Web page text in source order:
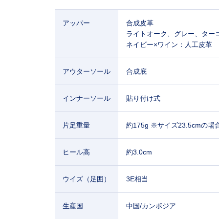
アッパー
合成皮革
ライトオーク、グレー、ター
ネイビー×ワイン：人工皮革
アウターソール 合成底
インナーソール 貼り付け式
片足重量 約175g ※サイズ23.5cmの場
ヒール高 約3.0cm
ウイズ（足囲） 3E相当
生産国 中国/カンボジア